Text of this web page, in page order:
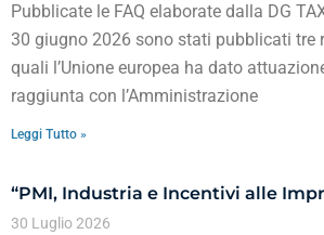
Pubblicate le FAQ elaborate dalla DG
30 giugno 2026 sono stati pubblicati tre
quali l’Unione europea ha dato
raggiunta con l’Amministrazione
Leggi Tutto »
“PMI, Industria e Incentivi alle
30 Luglio 2026